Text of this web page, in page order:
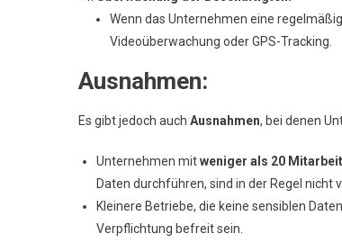
Wenn das Unternehmen eine
Videoüberwachung oder GPS-Tracking.
Ausnahmen:
Es gibt jedoch auch Ausnahmen, bei denen
Unternehmen mitweniger als 20
Daten durchführen, sind in der Regel nicht
Kleinere Betriebe, die keine sensiblen
Verpflichtung befreit sein.